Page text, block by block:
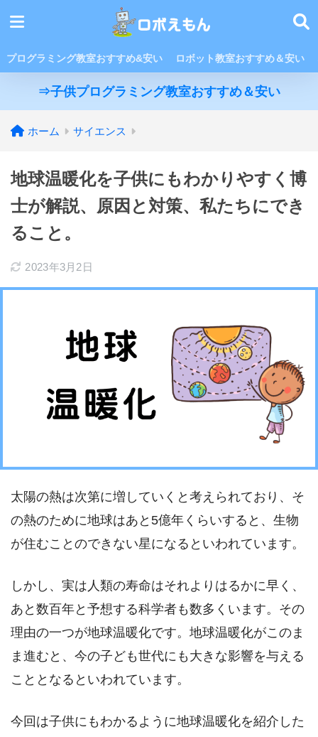
プログラミング教室おすすめ&安い ロボット教室おすすめ＆安い
⇒子供プログラミング教室おすすめ＆安い
ホーム サイエンス
地球温暖化を子供にもわかりやすく博
士が解説、原因と対策、私たちにでき
ること。
2023年3月2日
太陽の熱は次第に増していくと考えられており、そ
の熱のために地球はあと5億年くらいすると、生物
が住むことのできない星になるといわれています。
しかし、実は人類の寿命はそれよりはるかに早く、
あと数百年と予想する科学者も数多くいます。その
理由の一つが地球温暖化です。地球温暖化がこのま
ま進むと、今の子ども世代にも大きな影響を与える
こととなるといわれています。
今回は子供にもわかるように地球温暖化を紹介した